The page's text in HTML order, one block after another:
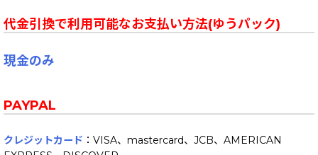
代金引換で利用可能なお支払い方法(ゆうパック)
現金のみ
PAYPAL
クレジットカード ：VISA、mastercard、JCB、AMERICAN